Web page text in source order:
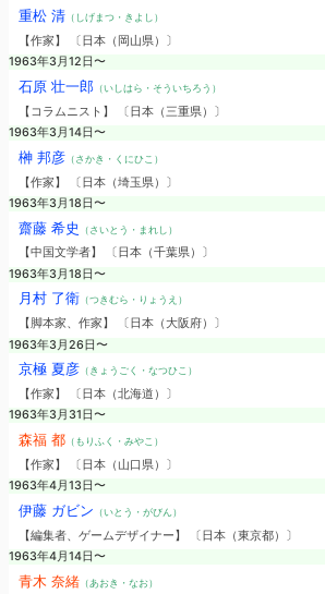
重松 清（しげまつ・きよし）
【作家】 〔日本（岡山県）〕
1963年3月12日〜
石原 壮一郎（いしはら・そういちろう）
【コラムニスト】 〔日本（三重県）〕
1963年3月14日〜
榊 邦彦（さかき・くにひこ）
【作家】 〔日本（埼玉県）〕
1963年3月18日〜
齋藤 希史 （さいとう・まれし）
【中国文学者】 〔日本（千葉県）〕
1963年3月18日〜
月村 了衛（つきむら・りょうえ）
【脚本家、作家】 〔日本（大阪府）〕
1963年3月26日〜
京極 夏彦（きょうごく・なつひこ）
【作家】 〔日本（北海道）〕
1963年3月31日〜
森福 都（もりふく・みやこ）
【作家】 〔日本（山口県）〕
1963年4月13日〜
伊藤 ガビン （いとう・がびん）
【編集者、ゲームデザイナー】 〔日本（東京都）〕
1963年4月14日〜
青木 奈緒（あおき・なお）